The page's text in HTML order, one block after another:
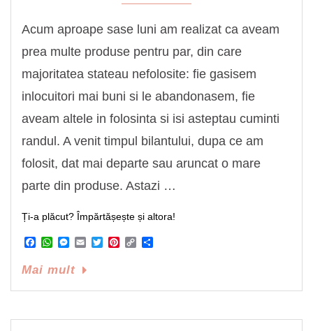
Acum aproape sase luni am realizat ca aveam
prea multe produse pentru par, din care
majoritatea stateau nefolosite: fie gasisem
inlocuitori mai buni si le abandonasem, fie
aveam altele in folosinta si isi asteptau cuminti
randul. A venit timpul bilantului, dupa ce am
folosit, dat mai departe sau aruncat o mare
parte din produse. Astazi …
Ți-a plăcut? Împărtășește și altora!
Facebook
WhatsApp
Messenger
EmailTwitterPinterest
Copy
Mai mult